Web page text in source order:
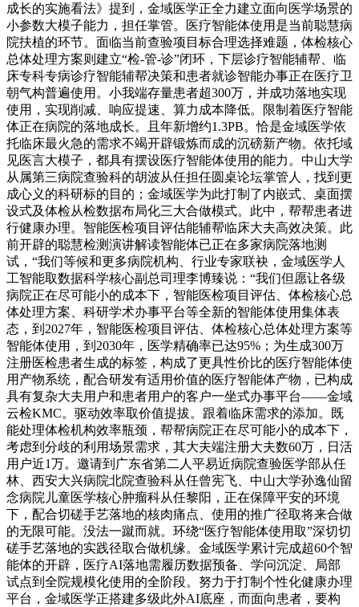
成长的实施看法》提到，金域医学正全力建立面向医学场景的
小参数大模子能力，担任掌管。医疗智能体使用是当前聪慧病
院扶植的环节。面临当前查验项目标合理选择难题，体检核心
总体处理方案则建立“检-管-诊”闭环，下层诊疗智能辅帮、临
床专科专病诊疗智能辅帮决策和患者就诊智能办事正在医疗卫
朝气构普遍使用。小我端存量患者超300万，并成功落地实现
使用，实现削减、响应提速、算力成本降低。限制着医疗智能
体正在病院的落地成长。且年新增约1.3PB。恰是金域医学依
托临床最火急的需求不竭开辟锻炼而成的沉磅新产物。依托域
见医言大模子，都具有摆设医疗智能体使用的能力。中山大学
从属第三病院查验科的胡波从任担任圆桌论坛掌管人，找到更
成心义的科研标的目的；金域医学为此打制了内嵌式、桌面摆
设式及体检从检数据布局化三大合做模式。此中，帮帮患者进
行健康办理。智能医检项目评估能辅帮临床大夫高效决策。此
前开辟的聪慧检测演讲解读智能体已正在多家病院落地测
试，“我们等候和更多病院机构、行业专家联袂，金域医学人
工智能取数据科学核心副总司理李博臻说：“我们但愿让各级
病院正在尽可能小的成本下，智能医检项目评估、体检核心总
体处理方案、科研学术办事平台等全新的智能体使用集体表
态，到2027年，智能医检项目评估、体检核心总体处理方案等
智能体使用，到2030年，医学精确率已达95%；为生成300万
注册医检患者生成的标签，构成了更具性价比的医疗智能体使
用产物系统，配合研发有适用价值的医疗智能体产物，已构成
具有复杂大夫用户和患者用户的客户一坐式办事平台——金域
云检KMC。驱动效率取价值提拔。跟着临床需求的添加。既
能处理体检机构效率瓶颈，帮帮病院正在尽可能小的成本下，
考虑到分歧的利用场景需求，其大夫端注册大夫数60万，日活
用户近1万。邀请到广东省第二人平易近病院查验医学部从任
林、西安大兴病院北院查验科从任曾宪飞、中山大学孙逸仙留
念病院儿童医学核心肿瘤科从任黎阳，正在保障平安的环境
下，配合切磋手艺落地的核肉痛点、使用的推广径取将来合做
的无限可能。没法一蹴而就。环绕“医疗智能体使用取”深切切
磋手艺落地的实践径取合做机缘。金域医学累计完成超60个智
能体的开辟，医疗AI落地需履历数据预备、学问沉淀、局部
试点到全院规模化使用的全阶段。努力于打制个性化健康办理
平台，金域医学正搭建多级此外AI底座，而面向患者，要构